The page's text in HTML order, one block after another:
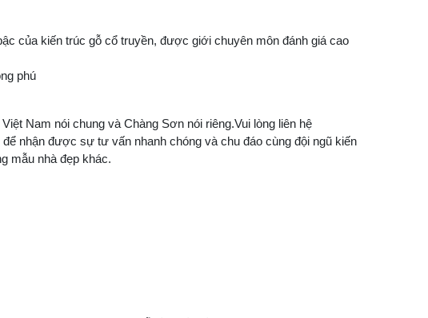
của kiến trúc gỗ cổ truyền, được giới chuyên môn đánh giá cao
phú
Nam nói chung và Chàng Sơn nói riêng.Vui lòng liên hệ
để nhận được sự tư vấn nhanh chóng và chu đáo cùng đội ngũ kiến
mẫu nhà đẹp khác.